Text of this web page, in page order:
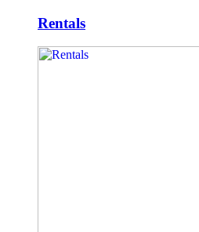
Rentals